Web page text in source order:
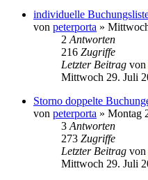
individuelle
von peterporta »
2 Antworten
216 Zugriffe
Letzter Beitrag von
Mittwoch 29. Juli
Storno doppelte
von peterporta » Montag
3 Antworten
273 Zugriffe
Letzter Beitrag von
Mittwoch 29. Juli